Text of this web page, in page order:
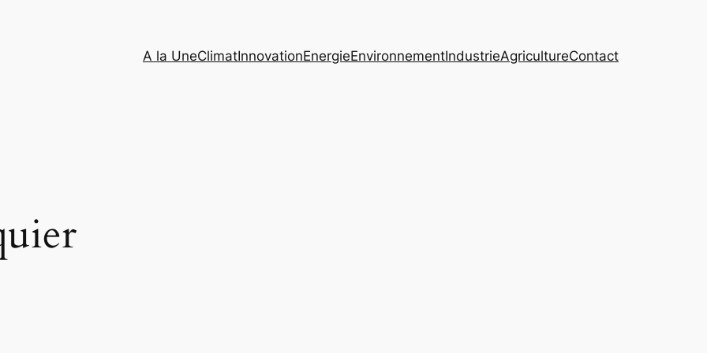
A la UneClimatInnovationEnergieEnvironnementIndustrieAgricultureContact